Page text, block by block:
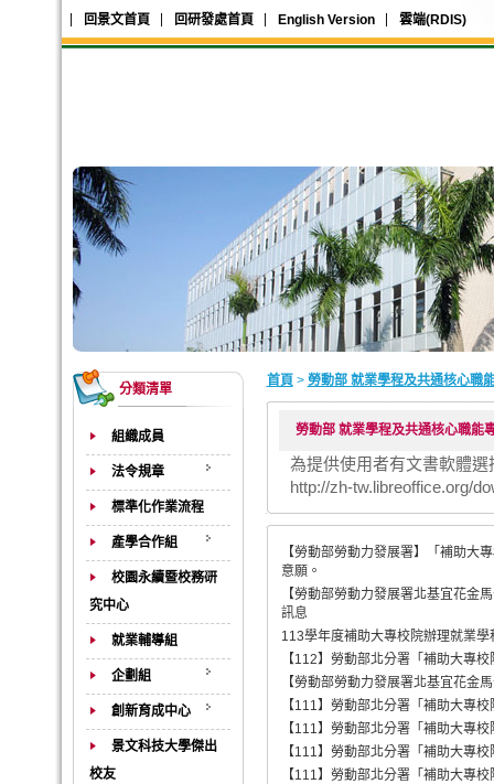
回景文首頁 回研發處首頁 English Version 雲端(RDIS)
分類清單
組織成員
法令規章
標準化作業流程
產學合作組
校園永續暨校務研
究中心
就業輔導組
企劃組
創新育成中心
景文科技大學傑出
校友
首頁 > 勞動部 就業學程及共通核心職
勞動部 就業學程及共通核心職能
為提供使用者有文書軟體
http://zh-tw.libreoffice.org/
【勞動部勞動力發展署】「補助大
意願。
【勞動部勞動力發展署北基宜花金
訊息
113學年度補助大專校院辦理就業學
【112】勞動部北分署「補助大專
【勞動部勞動力發展署北基宜花金
【111】勞動部北分署「補助大專
【111】勞動部北分署「補助大專
【111】勞動部北分署「補助大專
【111】勞動部北分署「補助大專